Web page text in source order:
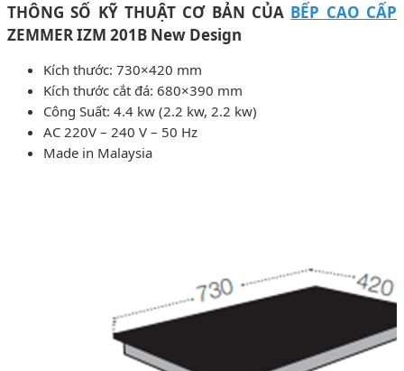
THÔNG SỐ KỸ THUẬT CƠ BẢN CỦA BẾP CAO CẤP
ZEMMER IZM 201B New Design
Kích thước: 730×420 mm
Kích thước cắt đá: 680×390 mm
Công Suất: 4.4 kw (2.2 kw, 2.2 kw)
AC 220V – 240 V – 50 Hz
Made in Malaysia